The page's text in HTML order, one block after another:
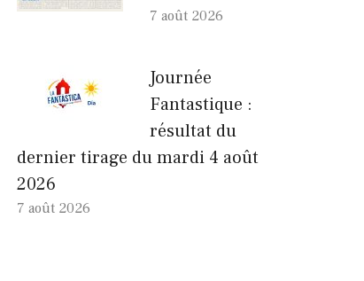
7 août 2026
Journée
Fantastique :
résultat du
dernier tirage du mardi 4 août
2026
7 août 2026